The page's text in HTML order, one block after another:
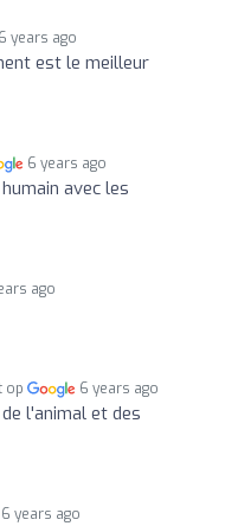
6 years ago
est le meilleur
6 years ago
avec les
ago
op 6 years ago
l'animal et des
6 years ago